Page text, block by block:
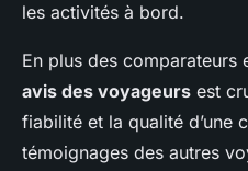
les activités à bord.
En plus des comparateurs
avis des voyageurs est
fiabilité et la qualité d’une
témoignages des autres